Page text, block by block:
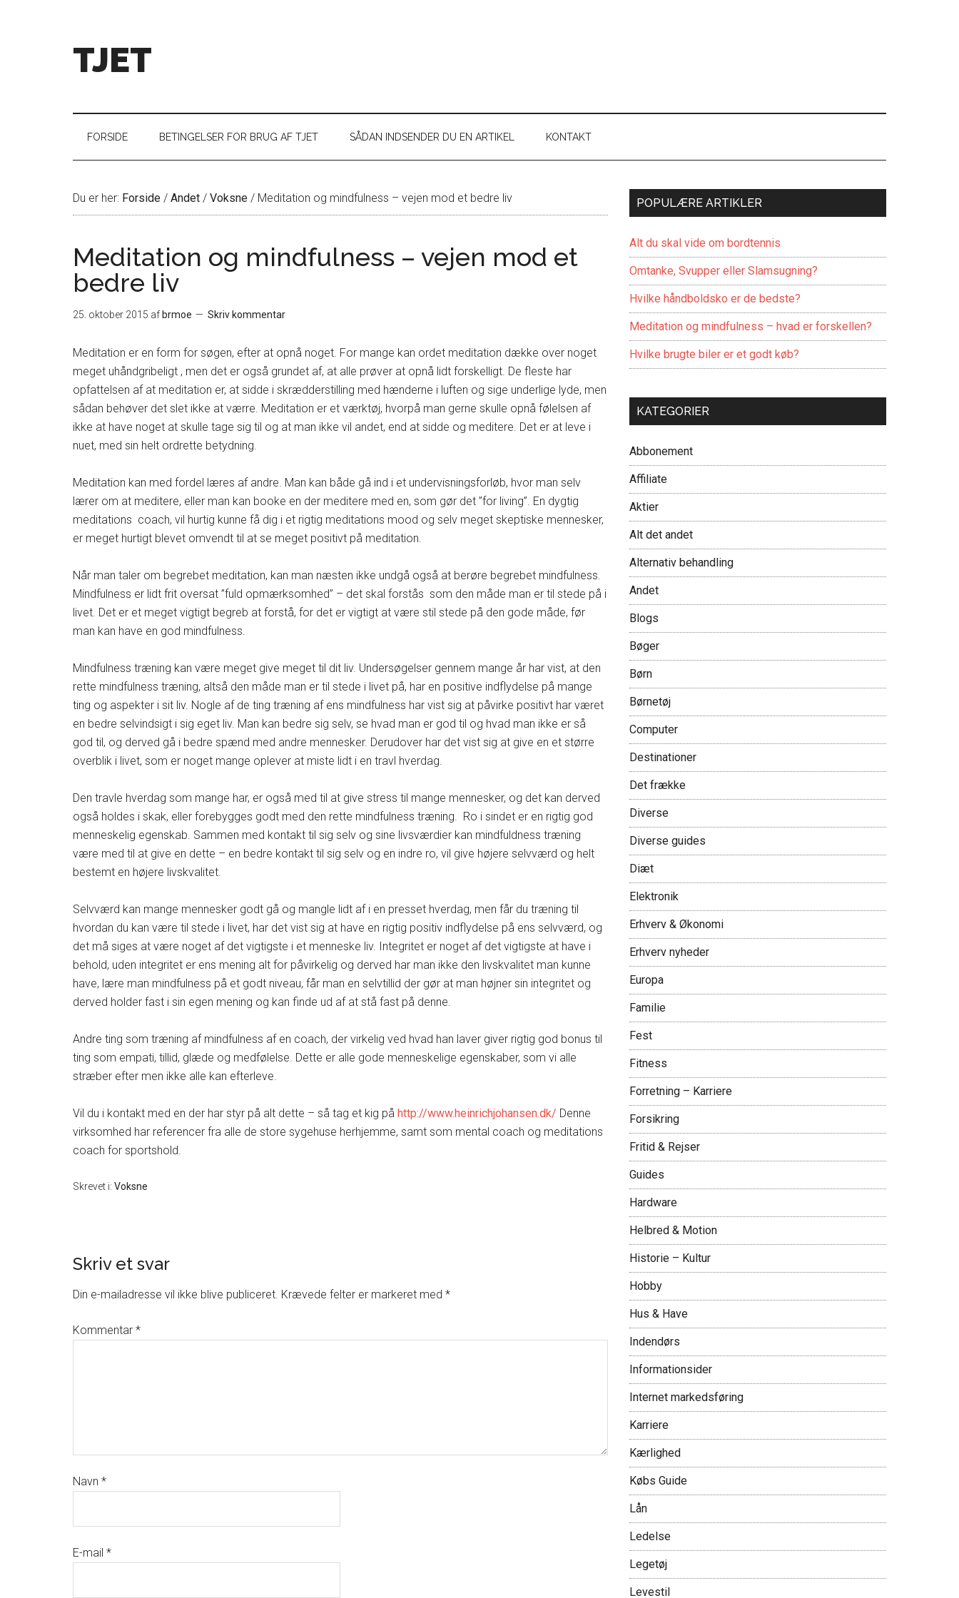
TJET
FORSIDE BETINGELSER FOR BRUG AF TJET SÅDAN INDSENDER DU EN ARTIKEL KONTAKT
Du er her: Forside / Andet / Voksne / Meditation og mindfulness – vejen mod et bedre liv
Meditation og mindfulness – vejen mod et
bedre liv
25. oktober 2015 af brmoe Skriv kommentar
Meditation er en form for søgen, efter at opnå noget. For mange kan ordet meditation dække over noget
meget uhåndgribeligt , men det er også grundet af, at alle prøver at opnå lidt forskelligt. De fleste har
opfattelsen af at meditation er, at sidde i skrædderstilling med hænderne i luften og sige underlige lyde, men
sådan behøver det slet ikke at værre. Meditation er et værktøj, hvorpå man gerne skulle opnå følelsen af
ikke at have noget at skulle tage sig til og at man ikke vil andet, end at sidde og meditere. Det er at leve i
nuet, med sin helt ordrette betydning.
Meditation kan med fordel læres af andre. Man kan både gå ind i et undervisningsforløb, hvor man selv
lærer om at meditere, eller man kan booke en der meditere med en, som gør det ”for living”. En dygtig
meditations coach, vil hurtig kunne få dig i et rigtig meditations mood og selv meget skeptiske mennesker,
er meget hurtigt blevet omvendt til at se meget positivt på meditation.
Når man taler om begrebet meditation, kan man næsten ikke undgå også at berøre begrebet mindfulness.
Mindfulness er lidt frit oversat ”fuld opmærksomhed” – det skal forstås som den måde man er til stede på i
livet. Det er et meget vigtigt begreb at forstå, for det er vigtigt at være stil stede på den gode måde, før
man kan have en god mindfulness.
Mindfulness træning kan være meget give meget til dit liv. Undersøgelser gennem mange år har vist, at den
rette mindfulness træning, altså den måde man er til stede i livet på, har en positive indflydelse på mange
ting og aspekter i sit liv. Nogle af de ting træning af ens mindfulness har vist sig at påvirke positivt har været
en bedre selvindsigt i sig eget liv. Man kan bedre sig selv, se hvad man er god til og hvad man ikke er så
god til, og derved gå i bedre spænd med andre mennesker. Derudover har det vist sig at give en et større
overblik i livet, som er noget mange oplever at miste lidt i en travl hverdag.
Den travle hverdag som mange har, er også med til at give stress til mange mennesker, og det kan derved
også holdes i skak, eller forebygges godt med den rette mindfulness træning. Ro i sindet er en rigtig god
menneskelig egenskab. Sammen med kontakt til sig selv og sine livsværdier kan mindfuldness træning
være med til at give en dette – en bedre kontakt til sig selv og en indre ro, vil give højere selvværd og helt
bestemt en højere livskvalitet.
Selvværd kan mange mennesker godt gå og mangle lidt af i en presset hverdag, men får du træning til
hvordan du kan være til stede i livet, har det vist sig at have en rigtig positiv indflydelse på ens selvværd, og
det må siges at være noget af det vigtigste i et menneske liv. Integritet er noget af det vigtigste at have i
behold, uden integritet er ens mening alt for påvirkelig og derved har man ikke den livskvalitet man kunne
have, lære man mindfulness på et godt niveau, får man en selvtillid der gør at man højner sin integritet og
derved holder fast i sin egen mening og kan finde ud af at stå fast på denne.
Andre ting som træning af mindfulness af en coach, der virkelig ved hvad han laver giver rigtig god bonus til
ting som empati, tillid, glæde og medfølelse. Dette er alle gode menneskelige egenskaber, som vi alle
stræber efter men ikke alle kan efterleve.
Vil du i kontakt med en der har styr på alt dette – så tag et kig på http://www.heinrichjohansen.dk/ Denne
virksomhed har referencer fra alle de store sygehuse herhjemme, samt som mental coach og meditations
coach for sportshold.
Skrevet i: Voksne
Skriv et svar
Din e-mailadresse vil ikke blive publiceret. Krævede felter er markeret med *
Kommentar *
Navn *
E-mail *
POPULÆRE ARTIKLER
Alt du skal vide om bordtennis
Omtanke, Svupper eller Slamsugning?
Hvilke håndboldsko er de bedste?
Meditation og mindfulness – hvad er forskellen?
Hvilke brugte biler er et godt køb?
KATEGORIER
Abbonement
Affiliate
Aktier
Alt det andet
Alternativ behandling
Andet
Blogs
Bøger
Børn
Børnetøj
Computer
Destinationer
Det frække
Diverse
Diverse guides
Diæt
Elektronik
Erhverv & Økonomi
Erhverv nyheder
Europa
Familie
Fest
Fitness
Forretning – Karriere
Forsikring
Fritid & Rejser
Guides
Hardware
Helbred & Motion
Historie – Kultur
Hobby
Hus & Have
Indendørs
Informationsider
Internet markedsføring
Karriere
Kærlighed
Købs Guide
Lån
Ledelse
Legetøj
Levestil